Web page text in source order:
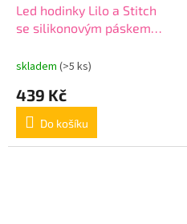
Led hodinky Lilo a Stitch
se silikonovým páskem
skladem (>5 ks)
439 Kč
Do košíku